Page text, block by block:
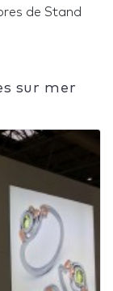
de Stand
sur mer